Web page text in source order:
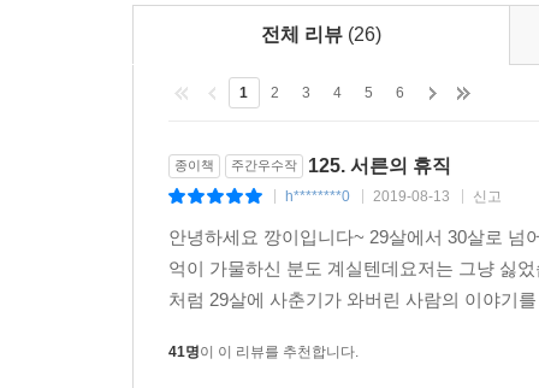
전체 리뷰 (26)
1 2 3 4 5 6
종이책 주간우수작 125. 서른의 휴직
h********0 2019-08-13 신고
안녕하세요 깡이입니다~ 29살에서 30살로 넘
억이 가물하신 분도 계실텐데요저는 그냥 싫
처럼 29살에 사춘기가 와버린 사람의 이야기
41명이 이 리뷰를 추천합니다.